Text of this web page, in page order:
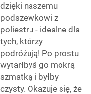
dzięki naszemu
podszewkowi z
poliestru - idealne dla
tych, którzy
podróżują! Po prostu
wytarłbyś go mokrą
szmatką i byłby
czysty. Okazuje się, że